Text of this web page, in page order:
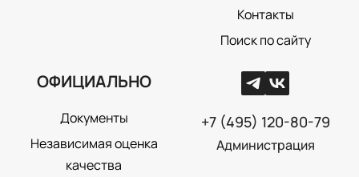
Контакты
Поиск по сайту
ОФИЦИАЛЬНО
Документы
Независимая оценка
качества
+7 (495) 120-80-79
Администрация